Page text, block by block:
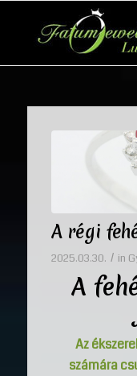
A régi
2025.03.30. / in
A
Az
számára